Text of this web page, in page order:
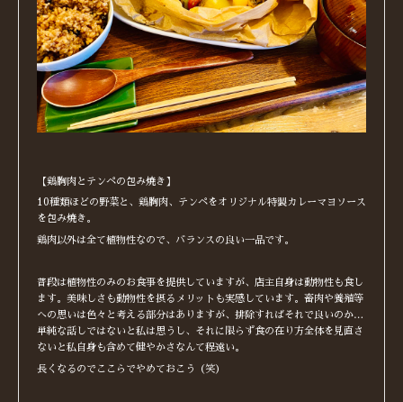
【鶏胸肉とテンペの包み焼き】
10種類ほどの野菜と、鶏胸肉、テンペをオリジナル特製カレーマヨソース
を包み焼き。
鶏肉以外は全て植物性なので、バランスの良い一品です。
普段は植物性のみのお食事を提供していますが、店主自身は動物性も食し
ます。美味しさも動物性を摂るメリットも実感しています。畜肉や養殖等
への思いは色々と考える部分はありますが、排除すればそれで良いのか…
単純な話しではないと私は思うし、それに限らず食の在り方全体を見直さ
ないと私自身も含めて健やかさなんて程遠い。
長くなるのでここらでやめておこう（笑）